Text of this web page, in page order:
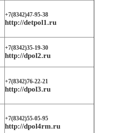
+7(8342)47-95-38
http://detpol1.ru
+7(8342)35-19-30
http://dpol2.ru
+7(8342)76-22-21
http://dpol3.ru
+7(8342)55-05-95
http://dpol4rm.ru